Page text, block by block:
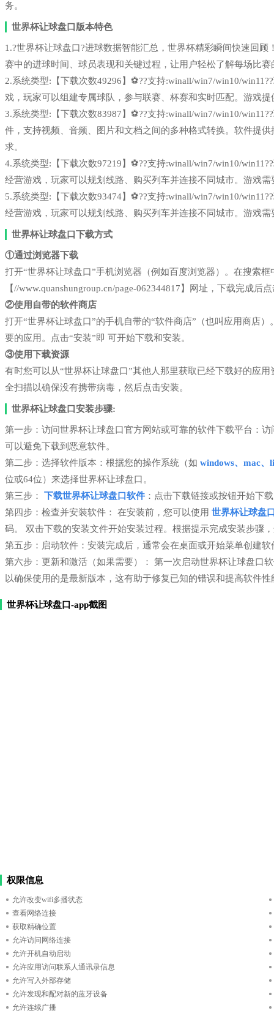
务。
世界杯让球盘口版本特色
1.?世界杯让球盘口?进球数据智能汇总，世界杯精彩瞬间快速回顾
赛中的进球时间、球员表现和关键过程，让用户轻松了解每场比赛
2.系统类型:【下载次数49296】⚽??支持:winall/win7/win10/
戏，玩家可以组建专属球队，参与联赛、杯赛和实时匹配。游戏
3.系统类型:【下载次数83987】⚽??支持:winall/win7/win10/
件，支持视频、音频、图片和文档之间的多种格式转换。软件提
求。
4.系统类型:【下载次数97219】⚽??支持:winall/win7/win10/
经营游戏，玩家可以规划线路、购买列车并连接不同城市。游戏
5.系统类型:【下载次数93474】⚽??支持:winall/win7/win10/
经营游戏，玩家可以规划线路、购买列车并连接不同城市。游戏
世界杯让球盘口下载方式
①通过浏览器下载
打开“世界杯让球盘口”手机浏览器（例如百度浏览器）。在搜索
【//www.quanshungroup.cn/page-062344817】网址，下载完成后
②使用自带的软件商店
打开“世界杯让球盘口”的手机自带的“软件商店”（也叫应用商店
要的应用。点击“安装”即 可开始下载和安装。
③使用下载资源
有时您可以从“世界杯让球盘口”其他人那里获取已经下载好的应
全扫描以确保没有携带病毒，然后点击安装。
世界杯让球盘口安装步骤:
第一步：访问世界杯让球盘口官方网站或可靠的软件下载平台：
可以避免下载到恶意软件。
第二步：选择软件版本：根据您的操作系统（如 windows、mac、
位或64位）来选择世界杯让球盘口。
第三步： 下载世界杯让球盘口软件 ：点击下载链接或按钮开始下
第四步：检查并安装软件： 在安装前，您可以使用 世界杯让球盘
码。 双击下载的安装文件开始安装过程。根据提示完成安装步骤
第五步：启动软件：安装完成后，通常会在桌面或开始菜单创建
第六步：更新和激活（如果需要）： 第一次启动世界杯让球盘口
以确保使用的是最新版本，这有助于修复已知的错误和提高软件性
世界杯让球盘口-app截图
权限信息
允许改变wifi多播状态
查看网络连接
获取精确位置
允许访问网络连接
允许开机自动启动
允许应用访问联系人通讯录信息
允许写入外部存储
允许发现和配对新的蓝牙设备
允许连续广播